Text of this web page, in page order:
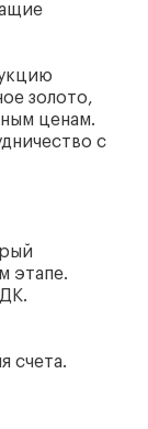
золото,
ценам.
с
этапе.
счета.